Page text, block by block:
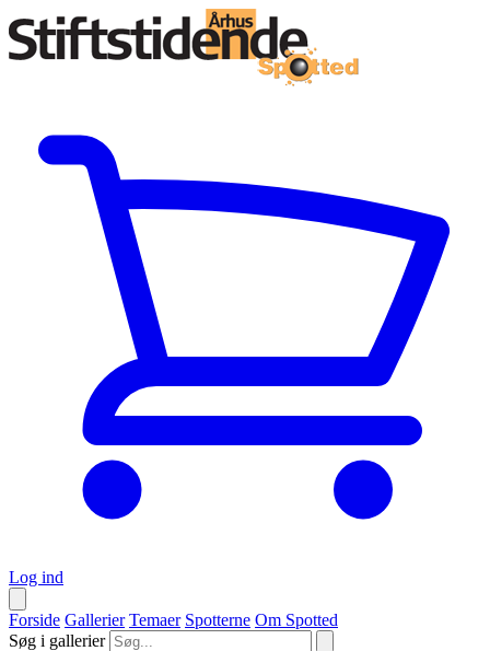
Log ind
Forside Gallerier Temaer Spotterne Om Spotted
Søg i gallerier